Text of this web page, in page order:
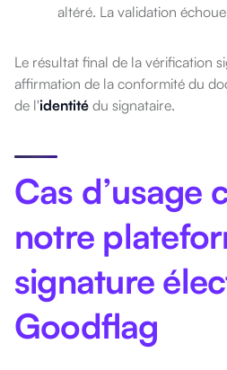
altéré. La validation
Le résultat final de la vérification
affirmation de la conformité du
de l'identité du signataire.
Cas d’usage
notre
signature
Goodflag